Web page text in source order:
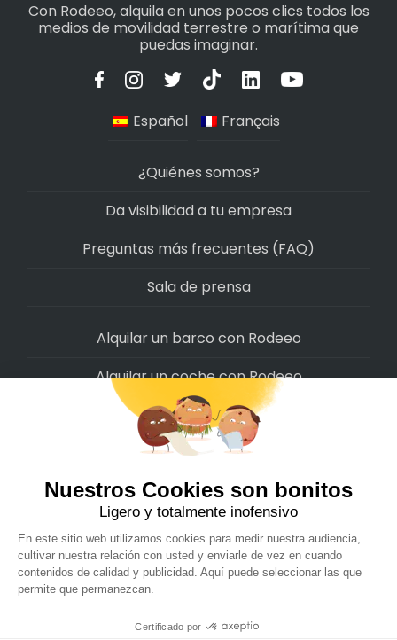
Con Rodeeo, alquila en unos pocos clics todos los
medios de movilidad terrestre o marítima que
puedas imaginar.
Español Français
¿Quiénes somos?
Da visibilidad a tu empresa
Preguntas más frecuentes (FAQ)
Sala de prensa
Alquilar un barco con Rodeeo
Alquilar un coche con Rodeeo
Alquilar una moto con Rodeeo
Alquilar una scooter con Rodeeo
Alquilar una bicicleta con Rodeeo
Alquilar una autocaravana con Rodeeo
Rodeeo SAS © 2022-Politica de privacidad